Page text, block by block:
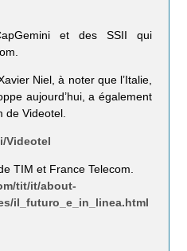
et des SSII qui
Niel, à noter que l’Italie,
aujourd’hui, a également
de Videotel.
Videotel
TIM et France Telecom.
tit/it/about-
il_futuro_e_in_linea.html